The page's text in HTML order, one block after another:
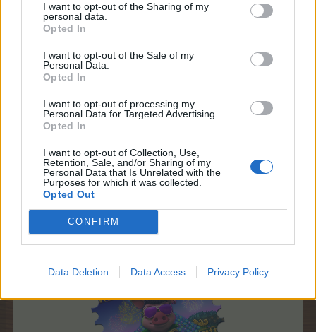
I want to opt-out of the Sharing of my
personal data.
Opted In
I want to opt-out of the Sale of my
Personal Data.
Opted In
I want to opt-out of processing my
Personal Data for Targeted Advertising.
Opted In
I want to opt-out of Collection, Use,
Retention, Sale, and/or Sharing of my
Personal Data that Is Unrelated with the
Purposes for which it was collected.
Opted Out
CONFIRM
Data Deletion Data Access Privacy Policy
Pindgris
Team Leader
Team Farmerama DA & NO